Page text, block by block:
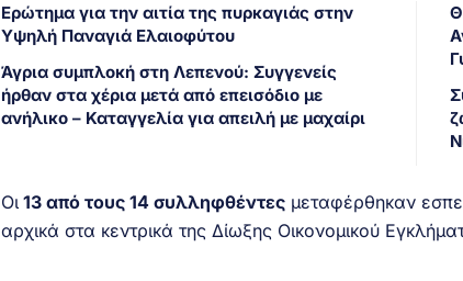
Ερώτημα για την αιτία της πυρκαγιάς στην
Υψηλή Παναγιά Ελαιοφύτου
Άγρια συμπλοκή στη Λεπενού: Συγγενείς
ήρθαν στα χέρια μετά από επεισόδιο με
ανήλικο – Καταγγελία για απειλή με μαχαίρι
Οι 13 από τους 14 συλληφθέντες μεταφέρθηκαν
αρχικά στα κεντρικά της Δίωξης Οικονομικού